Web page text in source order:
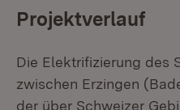
Projektverlauf
Die Elektrifizierung des
zwischen Erzingen
der über Schweizer